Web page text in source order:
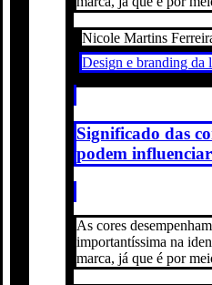
Nicole Martins
Design e branding da
Significado das
podem
As cores
importantíssima na
marca, já que é por